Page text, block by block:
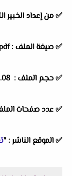
✅من إعداد الخبير
✅ صيغة الملف : pdf
✅ حجم الملف : 3.08 ميجابايت
✅ عدد صفحات الملف : 11
✅الموقع الناشر : "